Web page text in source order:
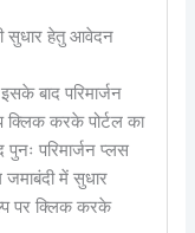
सुधार हेतु आवेदन
बाद परिमार्जन
करके पोर्टल का
परिमार्जन प्लस
में सुधार
पर क्लिक करके